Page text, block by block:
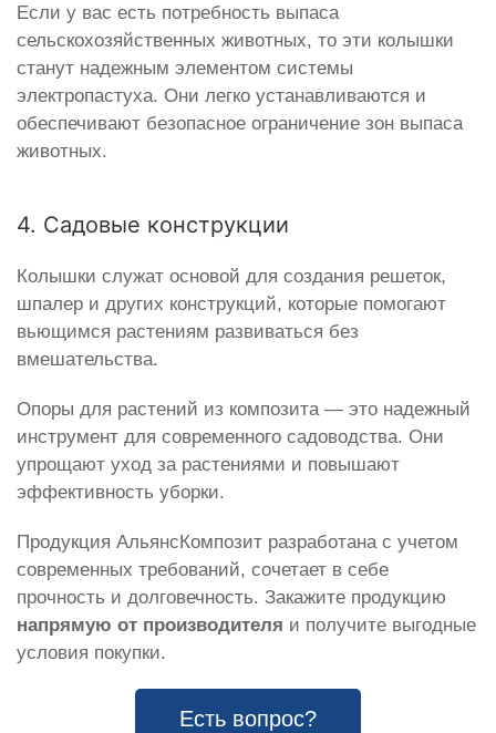
Если у вас есть потребность выпаса
сельскохозяйственных животных, то эти колышки
станут надежным элементом системы
электропастуха. Они легко устанавливаются и
обеспечивают безопасное ограничение зон выпаса
животных.
4. Садовые конструкции
Колышки служат основой для создания решеток,
шпалер и других конструкций, которые помогают
вьющимся растениям развиваться без
вмешательства.
Опоры для растений из композита — это надежный
инструмент для современного садоводства. Они
упрощают уход за растениями и повышают
эффективность уборки.
Продукция АльянсКомпозит разработана с учетом
современных требований, сочетает в себе
прочность и долговечность. Закажите продукцию
напрямую от производителя и получите выгодные
условия покупки.
Есть вопрос?